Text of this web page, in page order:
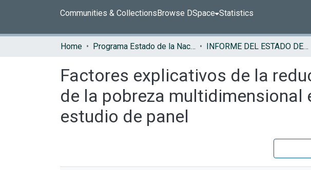
Communities & CollectionsBrowse DSpace Statistics
Home Programa Estado de la Nación (PEN) INFORME DEL ESTADO DE LA NACION
Factores explicativos de la
de la pobreza multidimensional
estudio de panel